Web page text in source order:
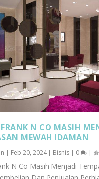
FRANK N CO MASIH
MEWAH IDAMAN
| Feb 20, 2024| Bisnis | 0 |
N Co Masih Menjadi